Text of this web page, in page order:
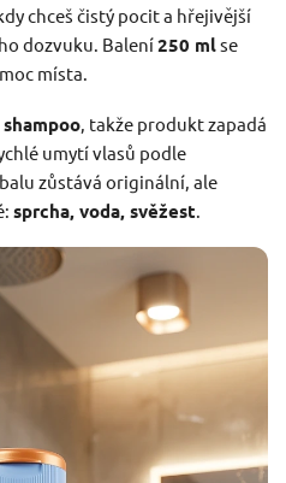
chceš čistý pocit a hřejivější
dozvuku. Balení250 mlse
místa.
, takže produkt zapadá
umytí vlasů podle
zůstává originální, ale
sprcha, voda, svěžest